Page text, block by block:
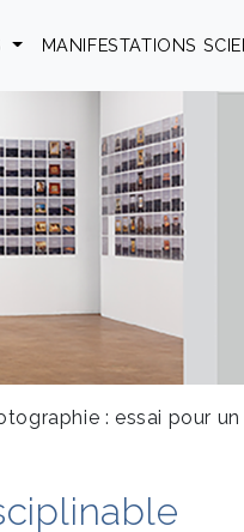
MANIFESTATIONS
: essai pour